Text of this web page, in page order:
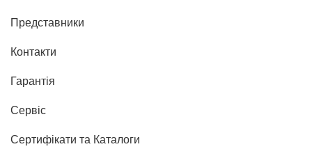
Представники
Контакти
Гарантія
Сервіс
Сертифікати та Каталоги